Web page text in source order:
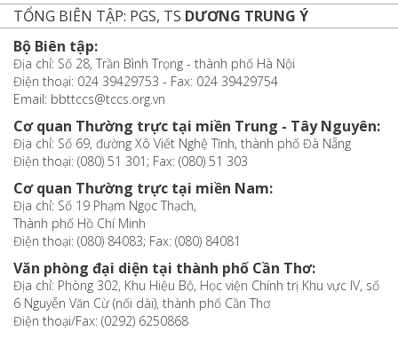
TỔNG BIÊN TẬP: PGS, TS DƯƠNG TRUNG Ý
Bộ Biên tập:
Địa chỉ: Số 28, Trần Bình Trọng - thành phố Hà Nội
Điện thoại: 024 39429753 - Fax: 024 39429754
Email: bbttccs@tccs.org.vn
Cơ quan Thường trực tại miền Trung - Tây Nguyên:
Địa chỉ: Số 69, đường Xô Viết Nghệ Tĩnh, thành phố Đà Nẵng
Điện thoại: (080) 51 301; Fax: (080) 51 303
Cơ quan Thường trực tại miền Nam:
Địa chỉ: Số 19 Phạm Ngọc Thạch,
Thành phố Hồ Chí Minh
Điện thoại: (080) 84083; Fax: (080) 84081
Văn phòng đại diện tại thành phố Cần Thơ:
Địa chỉ: Phòng 302, Khu Hiệu Bộ, Học viện Chính trị Khu vực IV, số
6 Nguyễn Văn Cừ (nối dài), thành phố Cần Thơ
Điện thoại/Fax: (0292) 6250868